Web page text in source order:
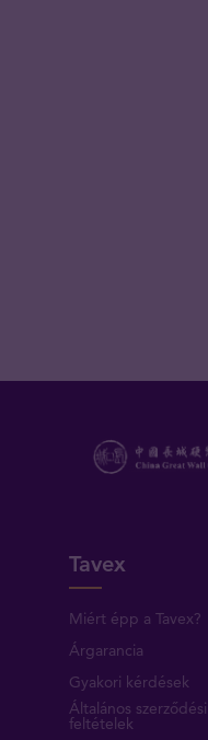
Tavex
Miért épp a Tavex?
Árgarancia
Gyakori kérdések
Általános szerződési
feltételek